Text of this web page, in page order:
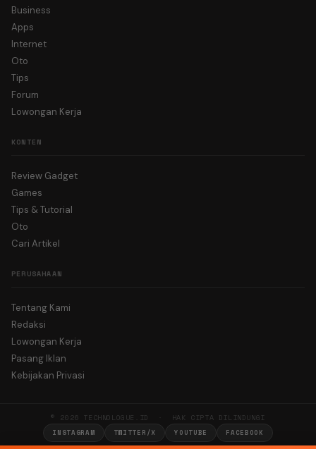
Business
Apps
Internet
Oto
Tips
Forum
Lowongan Kerja
KONTEN
Review Gadget
Games
Tips & Tutorial
Oto
Cari Artikel
PERUSAHAAN
Tentang Kami
Redaksi
Lowongan Kerja
Pasang Iklan
Kebijakan Privasi
© 2026 TECHNOLOGUE.ID · HAK CIPTA DILINDUNGI
INSTAGRAM TWITTER/X YOUTUBE FACEBOOK